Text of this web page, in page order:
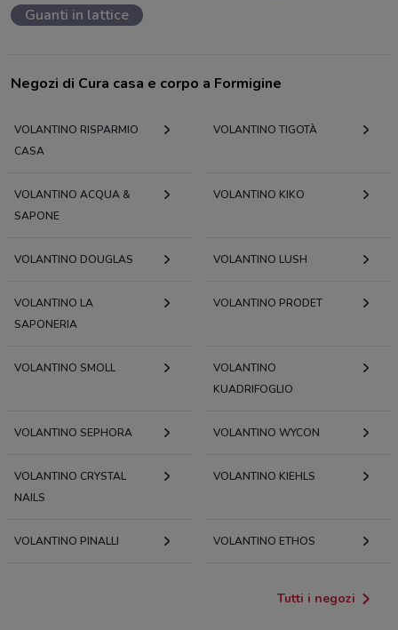
Guanti in lattice
Negozi di Cura casa e corpo a Formigine
VOLANTINO RISPARMIO
CASA
VOLANTINO TIGOTÀ
VOLANTINO ACQUA &
SAPONE
VOLANTINO KIKO
VOLANTINO DOUGLAS VOLANTINO LUSH
VOLANTINO LA
SAPONERIA
VOLANTINO PRODET
VOLANTINO SMOLL
VOLANTINO
KUADRIFOGLIO
VOLANTINO SEPHORA VOLANTINO WYCON
VOLANTINO CRYSTAL
NAILS
VOLANTINO KIEHLS
VOLANTINO PINALLI VOLANTINO ETHOS
Tutti i negozi